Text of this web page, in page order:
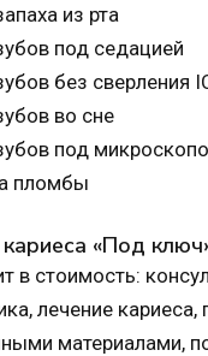
из рта
под седацией
без сверления
во сне
под
пломбы
«Под
в стоимость:
лечение
материалами,